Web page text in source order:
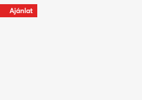
Ajánlat